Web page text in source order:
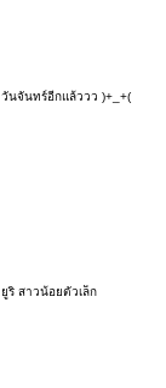
วันจันทร์อีกแล้ววว )+_+(
ยูริ สาวน้อยตัวเล็ก